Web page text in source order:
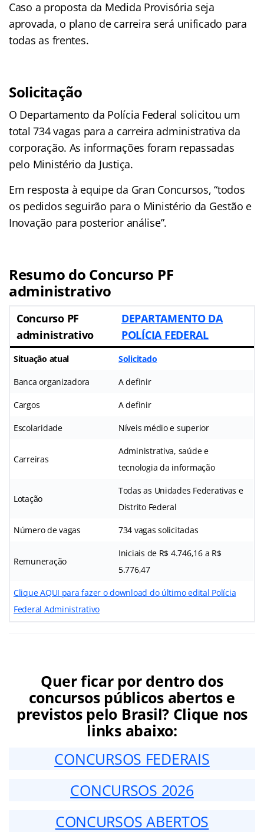
Caso a proposta da Medida Provisória seja
aprovada, o plano de carreira será unificado para
todas as frentes.
Solicitação
O Departamento da Polícia Federal solicitou um
total 734 vagas para a carreira administrativa da
corporação. As informações foram repassadas
pelo Ministério da Justiça.
Em resposta à equipe da Gran Concursos, “todos
os pedidos seguirão para o Ministério da Gestão e
Inovação para posterior análise”.
Resumo do Concurso PF
administrativo
Concurso PF
administrativo
DEPARTAMENTO DA
POLÍCIA FEDERAL
Situação atual Solicitado
Banca organizadora A definir
Cargos A definir
Escolaridade Níveis médio e superior
Carreiras
Administrativa, saúde e
tecnologia da informação
Lotação
Todas as Unidades Federativas e
Distrito Federal
Número de vagas 734 vagas solicitadas
Remuneração
Iniciais de R$ 4.746,16 a R$
5.776,47
Clique AQUI para fazer o download do último edital Polícia
Federal Administrativo
Quer ficar por dentro dos
concursos públicos abertos e
previstos pelo Brasil? Clique nos
links abaixo:
CONCURSOS FEDERAIS
CONCURSOS 2026
CONCURSOS ABERTOS